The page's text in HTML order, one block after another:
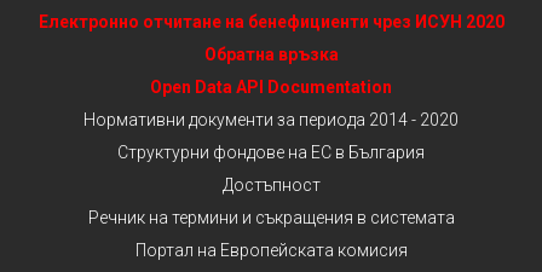
Електронно отчитане на бенефициенти чрез ИСУН 2020
Обратна връзка
Open Data API Documentation
Нормативни документи за периода 2014 - 2020
Структурни фондове на ЕС в България
Достъпност
Речник на термини и съкращения в системата
Портал на Европейската комисия